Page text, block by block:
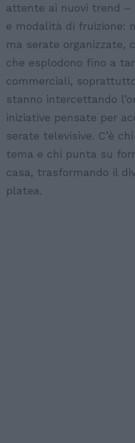
attente ai nuovi trend
e modalità di fruizione:
ma serate organizzate,
che esplodono fino a
commerciali,
stanno intercettando
iniziative pensate per
serate televisive. C’è
tema e chi punta su
casa, trasformando il
platea.